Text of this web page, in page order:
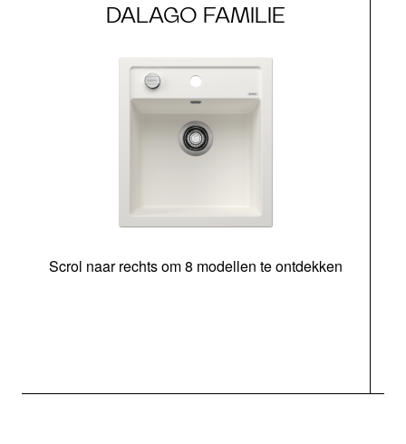
DALAGO FAMILIE
Scrol naar rechts om 8 modellen te ontdekken